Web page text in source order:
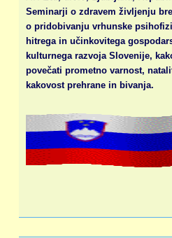
Seminarji o zdravem življenju
o pridobivanju vrhunske
hitrega in učinkovitega
kulturnega razvoja Slovenije,
povečati prometno varnost,
kakovost prehrane in bivanja.